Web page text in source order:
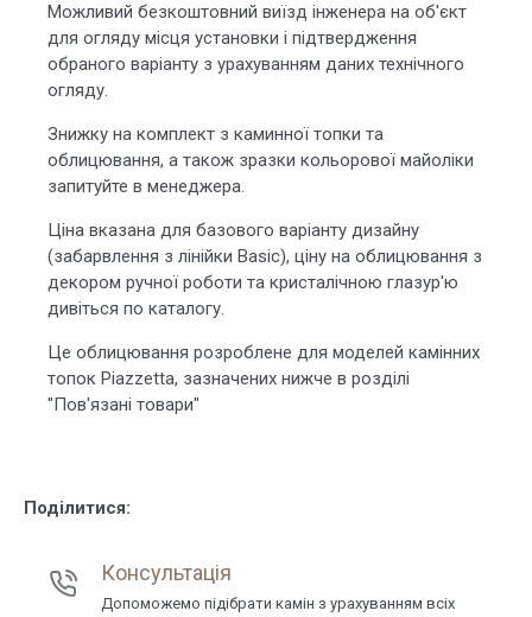
Можливий безкоштовний виїзд інженера на об'єкт
для огляду місця установки і підтвердження
обраного варіанту з урахуванням даних технічного
огляду.
Знижку на комплект з каминної топки та
облицювання, а також зразки кольорової майоліки
запитуйте в менеджера.
Ціна вказана для базового варіанту дизайну
(забарвлення з лінійки Basic), ціну на облицювання з
декором ручної роботи та кристалічною глазур'ю
дивіться по каталогу.
Це облицювання розроблене для моделей камінних
топок Piazzetta, зазначених нижче в розділі
"Пов'язані товари"
Поділитися:
Консультація
Допоможемо підібрати камін з урахуванням всіх